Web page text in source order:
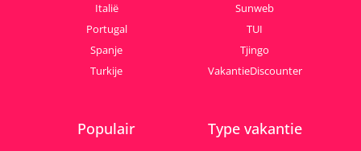
Italië
Portugal
Spanje
Turkije
Sunweb
TUI
Tjingo
VakantieDiscounter
Populair Type vakantie